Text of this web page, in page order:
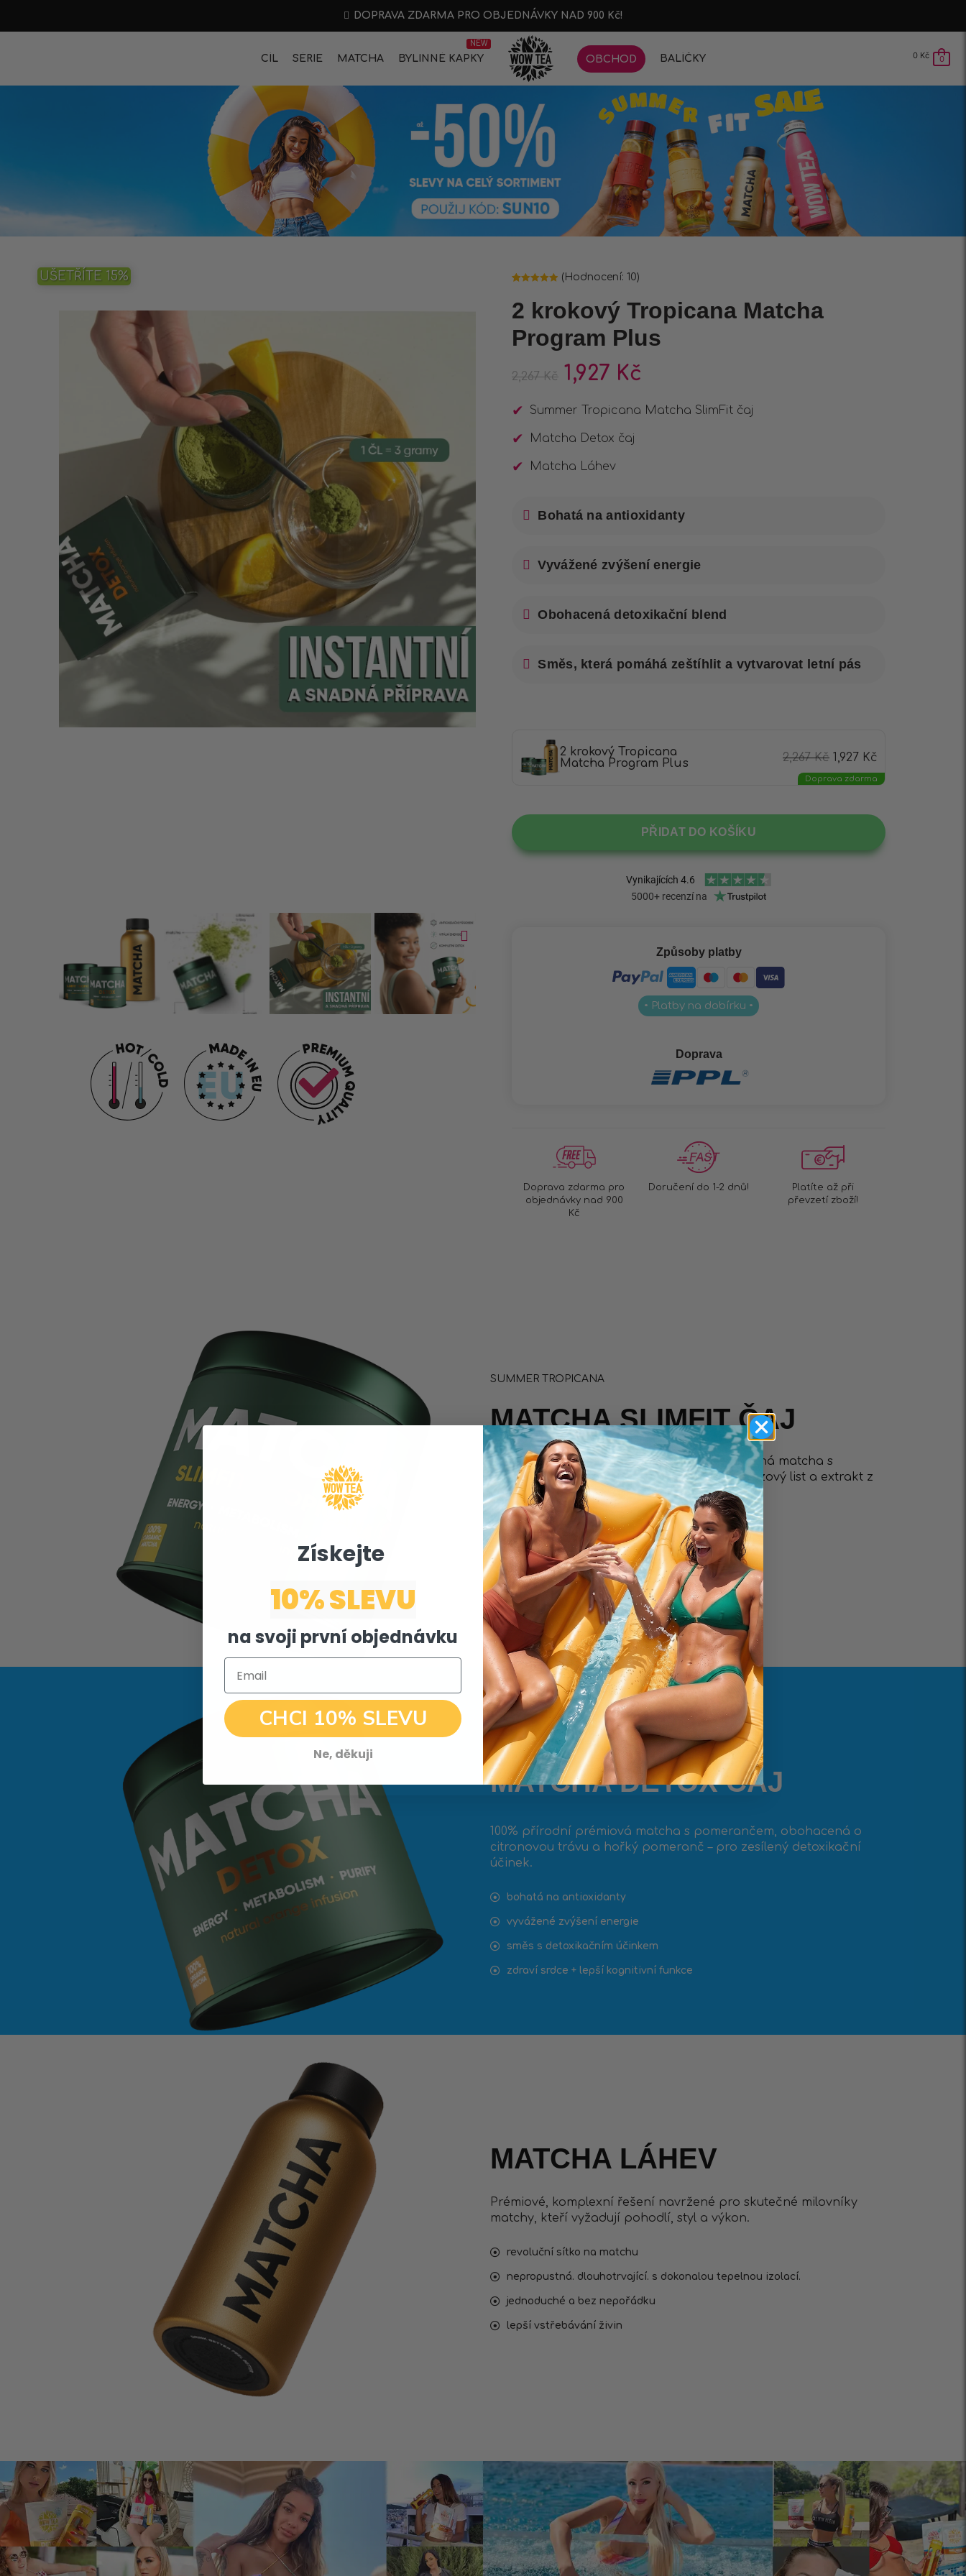
DOPRAVA ZDARMA PRO OBJEDNÁVKY NAD 900 Kč!
CÍL SÉRIE MATCHA
NEW
BYLINNÉ KAPKY OBCHOD BALÍČKY 0 Kč 0
UŠETŘÍTE 15%
základě
hodnocení
(Hodnocení: 10)
2 krokový Tropicana Matcha
Program Plus
2,267Kč 1,927 Kč
Summer Tropicana Matcha SlimFit čaj
Matcha Detox čaj
Matcha Láhev
Bohatá na antioxidanty
Vyvážené zvýšení energie
Obohacená detoxikační blend
Směs, která pomáhá zeštíhlit a vytvarovat letní pás
2 krokový Tropicana
Matcha Program Plus
2,267Kč 1,927 Kč
Doprava zdarma
PŘIDAT DO KOŠÍKU
Způsoby platby
• Platby na dobírku •
Doprava
Doprava zdarma pro
objednávky nad 900
Kč
Doručení do 1-2 dnů!
Platíte až při
převzetí zboží!
SUMMER TROPICANA
MATCHA SLIMFIT ČAJ
100% přírodní a snadno připravitelná jedinečná matcha s
exotickou tropickou chutí + obohacená o březový list a extrakt z
lipkavce pro rychlé formování postavy.
bohatá na antioxidanty
vyvážené zvýšení energie
rychlé hubnutí + zeštíhlení
zdraví srdce + lepší kognitivní funkce
MATCHA DETOX ČAJ
100% přírodní prémiová matcha s pomerančem, obohacená o
citronovou trávu a hořký pomeranč – pro zesílený detoxikační
účinek.
bohatá na antioxidanty
vyvážené zvýšení energie
směs s detoxikačním účinkem
zdraví srdce + lepší kognitivní funkce
MATCHA LÁHEV
Prémiové, komplexní řešení navržené pro skutečné milovníky
matchy, kteří vyžadují pohodlí, styl a výkon.
revoluční sítko na matchu
nepropustná. dlouhotrvající. s dokonalou tepelnou izolací.
jednoduché a bez nepořádku
lepší vstřebávání živin
Získejte ​
10% SLEVU
na svoji první objednávku
Email
CHCI 10% SLEVU
Ne, děkuji